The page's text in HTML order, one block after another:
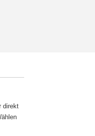
direkt